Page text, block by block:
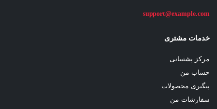
support@example.com
خدمات مشتری
مرکز پشتیبانی
حساب من
پیگیری محصولات
سفارشات من